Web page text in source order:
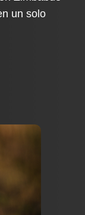
un solo